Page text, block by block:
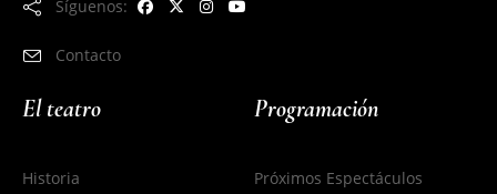
Síguenos:
Contacto
El teatro
Historia
Programación
Próximos Espectáculos